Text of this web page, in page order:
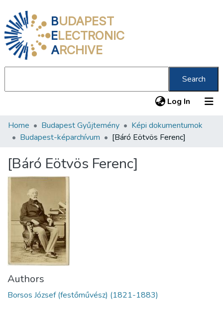
BUDAPEST
ELECTRONIC
ARCHIVE
Search
Log In (current)
Communities & Collections
Statistics
About us
Home Budapest Gyűjtemény
Képi dokumentumok
Budapest-képarchívum
[Báró Eötvös Ferenc]
[Báró Eötvös Ferenc]
Authors
Borsos József (festőművész) (1821-1883)